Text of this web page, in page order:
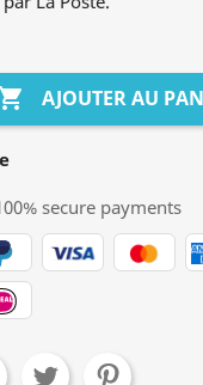
AJOUTER AU
secure payments